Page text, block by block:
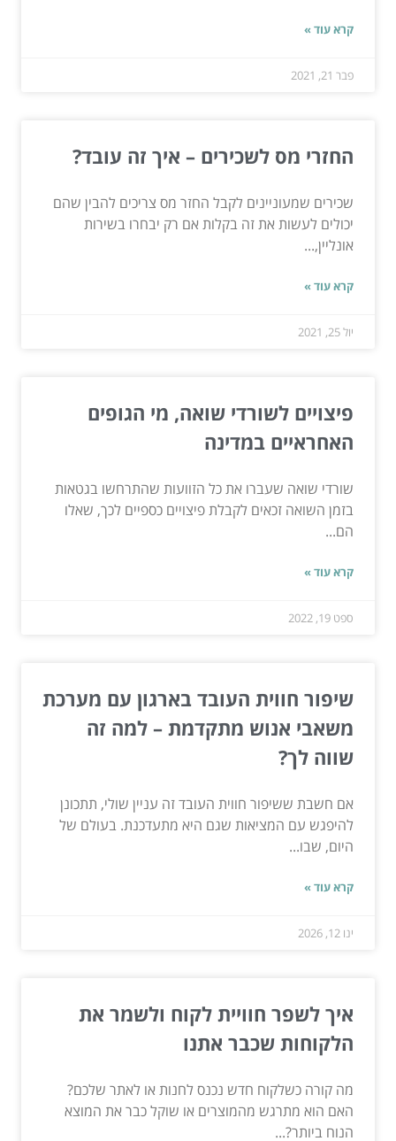
קרא עוד »
פבר 21, 2021
החזרי מס לשכירים – איך זה עובד?
שכירים שמעוניינים לקבל החזר מס צריכים להבין שהם
יכולים לעשות את זה בקלות אם רק יבחרו בשירות
אונליין,...
קרא עוד »
יול 25, 2021
פיצויים לשורדי שואה, מי הגופים
האחראיים במדינה
שורדי שואה שעברו את כל הזוועות שהתרחשו בגטאות
בזמן השואה זכאים לקבלת פיצויים כספיים לכך, שאלו
הם...
קרא עוד »
ספט 19, 2022
שיפור חווית העובד בארגון עם מערכת
משאבי אנוש מתקדמת – למה זה
שווה לך?
אם חשבת ששיפור חווית העובד זה עניין שולי, תתכונן
להיפגש עם המציאות שגם היא מתעדכנת. בעולם של
היום, שבו...
קרא עוד »
ינו 12, 2026
איך לשפר חוויית לקוח ולשמר את
הלקוחות שכבר אתנו
מה קורה כשלקוח חדש נכנס לחנות או לאתר שלכם?
האם הוא מתרגש מהמוצרים או שוקל כבר את המוצא
הנוח ביותר?...